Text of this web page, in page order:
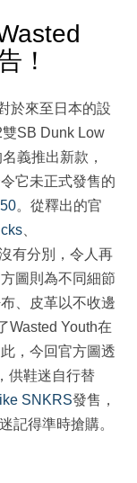
！
於來至日本的設
SB Dunk Low
義推出新款，
它未正式發售的
。從釋出的官
有分別，令人再
圖則為不同細節
、皮革以不收邊
Wasted Youth在
，今回官方圖透
供鞋迷自行替
SNKRS發售，
記得準時搶購。